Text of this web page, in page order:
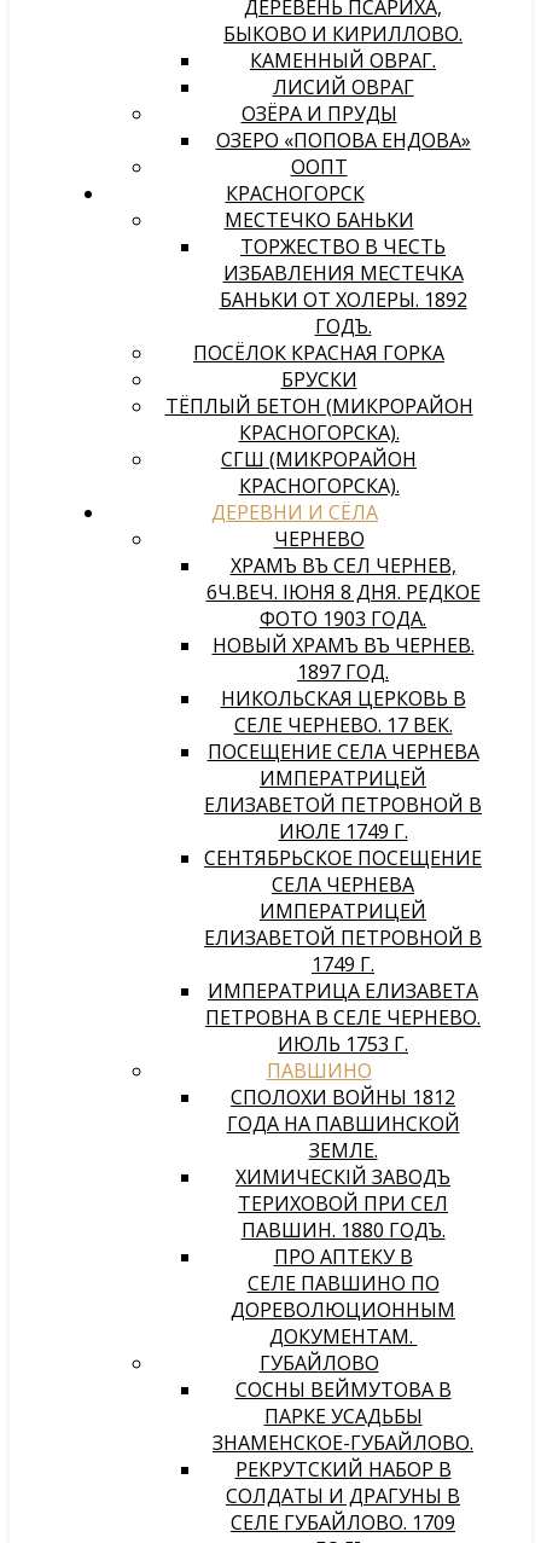
ДЕРЕВЕНЬ ПСАРИХА,
БЫКОВО И КИРИЛЛОВО.
КАМЕННЫЙ ОВРАГ.
ЛИСИЙ ОВРАГ
ОЗЁРА И ПРУДЫ
ОЗЕРО «ПОПОВА ЕНДОВА»
ООПТ
КРАСНОГОРСК
МЕСТЕЧКО БАНЬКИ
ТОРЖЕСТВО В ЧЕСТЬ
ИЗБАВЛЕНИЯ МЕСТЕЧКА
БАНЬКИ ОТ ХОЛЕРЫ. 1892
ГОДЪ.
ПОСЁЛОК КРАСНАЯ ГОРКА
БРУСКИ
ТЁПЛЫЙ БЕТОН (МИКРОРАЙОН
КРАСНОГОРСКА).
СГШ (МИКРОРАЙОН
КРАСНОГОРСКА).
ДЕРЕВНИ И СЁЛА
ЧЕРНЕВО
ХРАМЪ ВЪ СЕЛѢ ЧЕРНЕВѢ,
6Ч.ВЕЧ. IЮНЯ 8 ДНЯ. РЕДКОЕ
ФОТО 1903 ГОДА.
НОВЫЙ ХРАМЪ ВЪ ЧЕРНЕВѢ.
1897 ГОД.
НИКОЛЬСКАЯ ЦЕРКОВЬ В
СЕЛЕ ЧЕРНЕВО. 17 ВЕК.
ПОСЕЩЕНИЕ СЕЛА ЧЕРНЕВА
ИМПЕРАТРИЦЕЙ
ЕЛИЗАВЕТОЙ ПЕТРОВНОЙ В
ИЮЛЕ 1749 Г.
СЕНТЯБРЬСКОЕ ПОСЕЩЕНИЕ
СЕЛА ЧЕРНЕВА
ИМПЕРАТРИЦЕЙ
ЕЛИЗАВЕТОЙ ПЕТРОВНОЙ В
1749 Г.
ИМПЕРАТРИЦА ЕЛИЗАВЕТА
ПЕТРОВНА В СЕЛЕ ЧЕРНЕВО.
ИЮЛЬ 1753 Г.
ПАВШИНО
СПОЛОХИ ВОЙНЫ 1812
ГОДА НА ПАВШИНСКОЙ
ЗЕМЛЕ.
ХИМИЧЕСКIЙ ЗАВОДЪ
ТЕРИХОВОЙ ПРИ СЕЛѢ
ПАВШИНѢ. 1880 ГОДЪ.
ПРО АПТЕКУ В
СЕЛЕ ПАВШИНО ПО
ДОРЕВОЛЮЦИОННЫМ
ДОКУМЕНТАМ.
ГУБАЙЛОВО
СОСНЫ ВЕЙМУТОВА В
ПАРКЕ УСАДЬБЫ
ЗНАМЕНСКОЕ-ГУБАЙЛОВО.
РЕКРУТСКИЙ НАБОР В
СОЛДАТЫ И ДРАГУНЫ В
СЕЛЕ ГУБАЙЛОВО. 1709